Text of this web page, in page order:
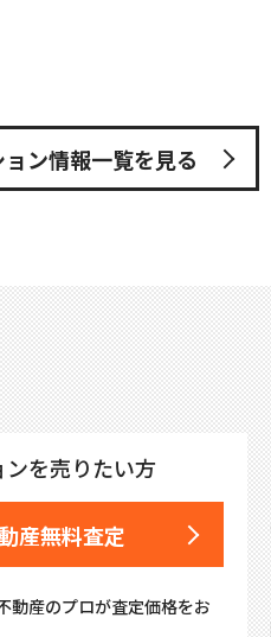
ン情報一覧を見る
ンを売りたい方
産無料査定
動産のプロが査定価格をお